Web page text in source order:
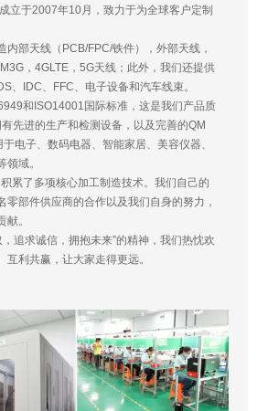
立于2007年10月，致力于为全球客户定制
内部天线（PCB/FPC/铁件），外部天线，
，4GLTE，5G天线；此外，我们还提供
、IDC、FFC、电子设备和汽车线束。
和ISO14001国际标准，这是我们产品质
先进的生产和检测设备，以及完善的QM
电子、数码电器、智能家居、美容仪器、
域。
累了多项核心加工制造技术。我们自己的
零部件供应商的合作以及我们自身的努力，
。
追求诚信，拥抱未来”的精神，我们热忱欢
利共赢，让大家走得更远。